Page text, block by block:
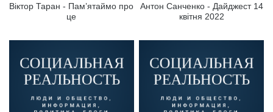
Віктор Таран - Пам’ятаймо про
це
Антон Санченко - Дайджест 14
квітня 2022